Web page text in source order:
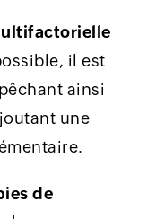
il est
ainsi
une
de